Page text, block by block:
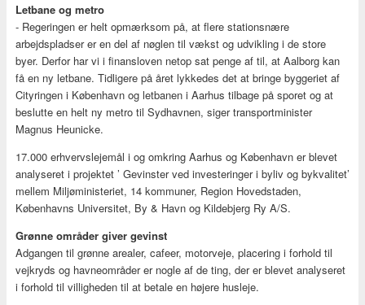
Letbane og metro
- Regeringen er helt opmærksom på, at flere stationsnære
arbejdspladser er en del af nøglen til vækst og udvikling i de store
byer. Derfor har vi i finansloven netop sat penge af til, at Aalborg kan
få en ny letbane. Tidligere på året lykkedes det at bringe byggeriet af
Cityringen i København og letbanen i Aarhus tilbage på sporet og at
beslutte en helt ny metro til Sydhavnen, siger transportminister
Magnus Heunicke.
17.000 erhvervslejemål i og omkring Aarhus og København er blevet
analyseret i projektet ’ Gevinster ved investeringer i byliv og bykvalitet’
mellem Miljøministeriet, 14 kommuner, Region Hovedstaden,
Københavns Universitet, By & Havn og Kildebjerg Ry A/S.
Grønne områder giver gevinst
Adgangen til grønne arealer, cafeer, motorveje, placering i forhold til
vejkryds og havneområder er nogle af de ting, der er blevet analyseret
i forhold til villigheden til at betale en højere husleje.